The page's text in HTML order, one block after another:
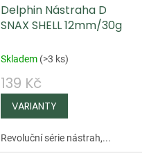
Delphin Nástraha D
SNAX SHELL 12mm/30g
Skladem (>3 ks)
139 Kč
Revoluční série nástrah,...